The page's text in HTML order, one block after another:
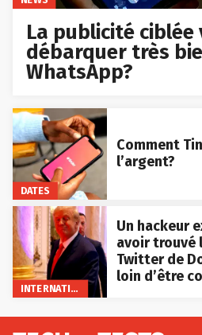
La publicité
débarquer très
WhatsApp?
DATES
Comment
l’argent?
INTERNATIONAL
Un hackeur
avoir trouvé
Twitter de
loin d’être